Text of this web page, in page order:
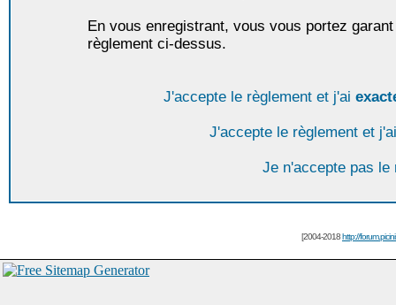
En vous enregistrant, vous vous portez
règlement ci-dessus.
J'accepte le règlement et j'ai
J'accepte le règlement et
Je n'accepte pas le
[2004-2018http://